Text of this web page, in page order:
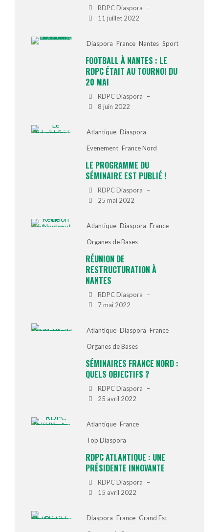
RDPC Diaspora
–
11 juillet 2022
Diaspora France Nantes Sport
FOOTBALL À NANTES : LE
RDPC ÉTAIT AU TOURNOI DU
20 MAI
RDPC Diaspora
–
8 juin 2022
Atlantique Diaspora
Evenement France Nord
LE PROGRAMME DU
SÉMINAIRE EST PUBLIÉ !
RDPC Diaspora
–
25 mai 2022
Atlantique Diaspora France
Organes de Bases
RÉUNION DE
RESTRUCTURATION À
NANTES
RDPC Diaspora
–
7 mai 2022
Atlantique Diaspora France
Organes de Bases
SÉMINAIRES FRANCE NORD :
QUELS OBJECTIFS ?
RDPC Diaspora
–
25 avril 2022
Atlantique France
Top Diaspora
RDPC ATLANTIQUE : UNE
PRÉSIDENTE INNOVANTE
RDPC Diaspora
–
15 avril 2022
Diaspora France Grand Est